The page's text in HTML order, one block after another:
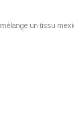
un tissu